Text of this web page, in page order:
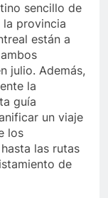
sencillo de
la provincia
están a
julio. Además,
la
guía
un viaje
los
las rutas
de